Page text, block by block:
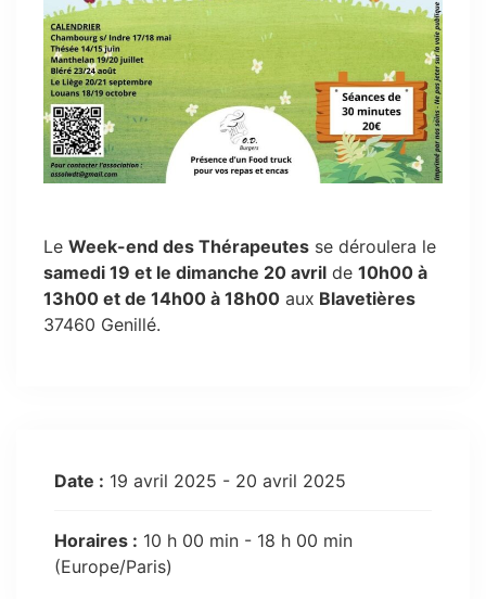
Le Week-end des Thérapeutes se déroulera le
samedi 19 et le dimanche 20 avril de 10h00 à
13h00 et de 14h00 à 18h00 aux Blavetières
37460 Genillé.
Date : 19 avril 2025 - 20 avril 2025
Horaires : 10 h 00 min - 18 h 00 min
(Europe/Paris)